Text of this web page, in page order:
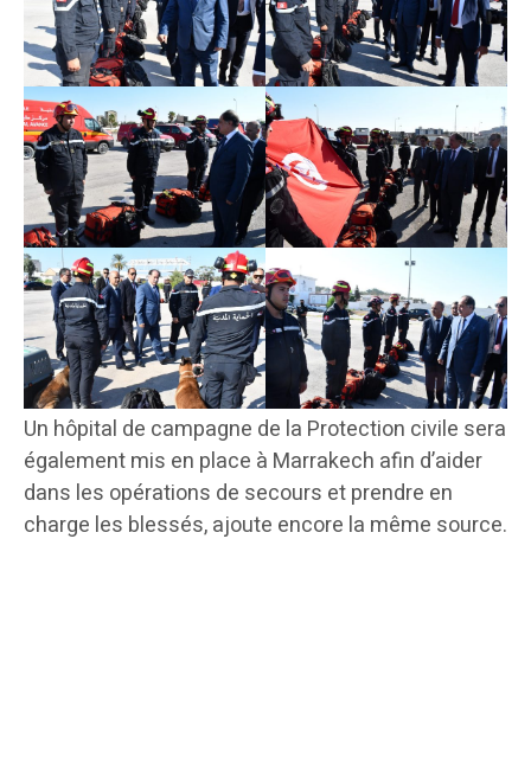
Un hôpital de campagne de la Protection civile sera
également mis en place à Marrakech afin d’aider
dans les opérations de secours et prendre en
charge les blessés, ajoute encore la même source.